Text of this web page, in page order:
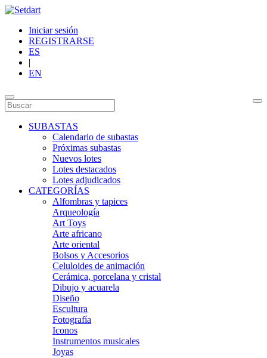
Iniciar sesión
REGISTRARSE
ES
|
EN
SUBASTAS
Calendario de subastas
Próximas subastas
Nuevos lotes
Lotes destacados
Lotes adjudicados
CATEGORÍAS
Alfombras y tapices
Arqueología
Art Toys
Arte africano
Arte oriental
Bolsos y Accesorios
Celuloides de animación
Cerámica, porcelana y cristal
Dibujo y acuarela
Diseño
Escultura
Fotografía
Iconos
Instrumentos musicales
Joyas